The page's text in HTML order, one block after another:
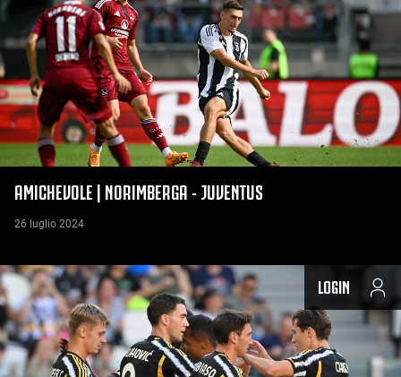
AMICHEVOLE | NORIMBERGA - JUVENTUS
26 luglio 2024
LOGIN